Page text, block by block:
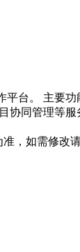
台。 主要
协同管理等
，如需修改请